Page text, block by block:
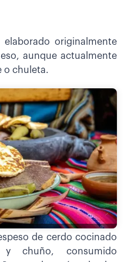
originalmente
aunque actualmente
o chuleta.
de cerdo cocinado
chuño, consumido